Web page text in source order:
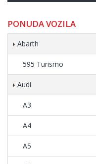
PONUDA VOZILA
Abarth
595 Turismo
Audi
A3
A4
A5